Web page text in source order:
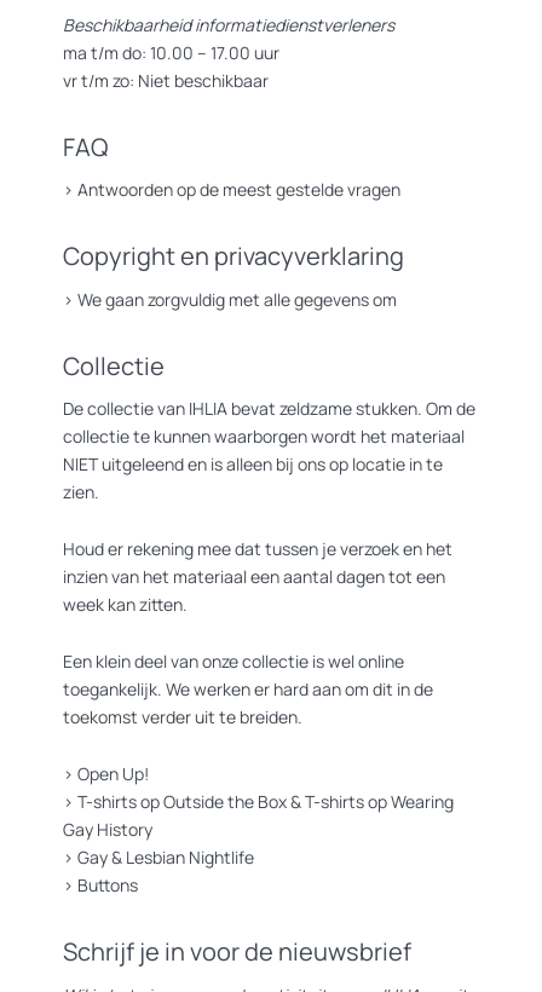
Beschikbaarheid informatiedienstverleners
ma t/m do: 10.00 – 17.00 uur
vr t/m zo: Niet beschikbaar
FAQ
> Antwoorden op de meest gestelde vragen
Copyright en privacyverklaring
> We gaan zorgvuldig met alle gegevens om
Collectie
De collectie van IHLIA bevat zeldzame stukken. Om de
collectie te kunnen waarborgen wordt het materiaal
NIET uitgeleend en is alleen bij ons op locatie in te
zien.
Houd er rekening mee dat tussen je verzoek en het
inzien van het materiaal een aantal dagen tot een
week kan zitten.
Een klein deel van onze collectie is wel online
toegankelijk. We werken er hard aan om dit in de
toekomst verder uit te breiden.
> Open Up!
> T-shirts op Outside the Box&T-shirts op Wearing
Gay History
> Gay & Lesbian Nightlife
> Buttons
Schrijf je in voor de nieuwsbrief